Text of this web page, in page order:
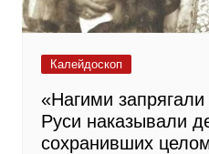
Калейдоскоп
«Нагими
Руси наказывали
сохранивших